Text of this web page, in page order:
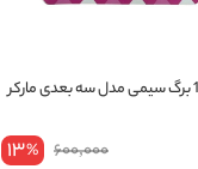
دفتر 120 برگ سیمی مدل سه بعدی مارکر
600,000
13%